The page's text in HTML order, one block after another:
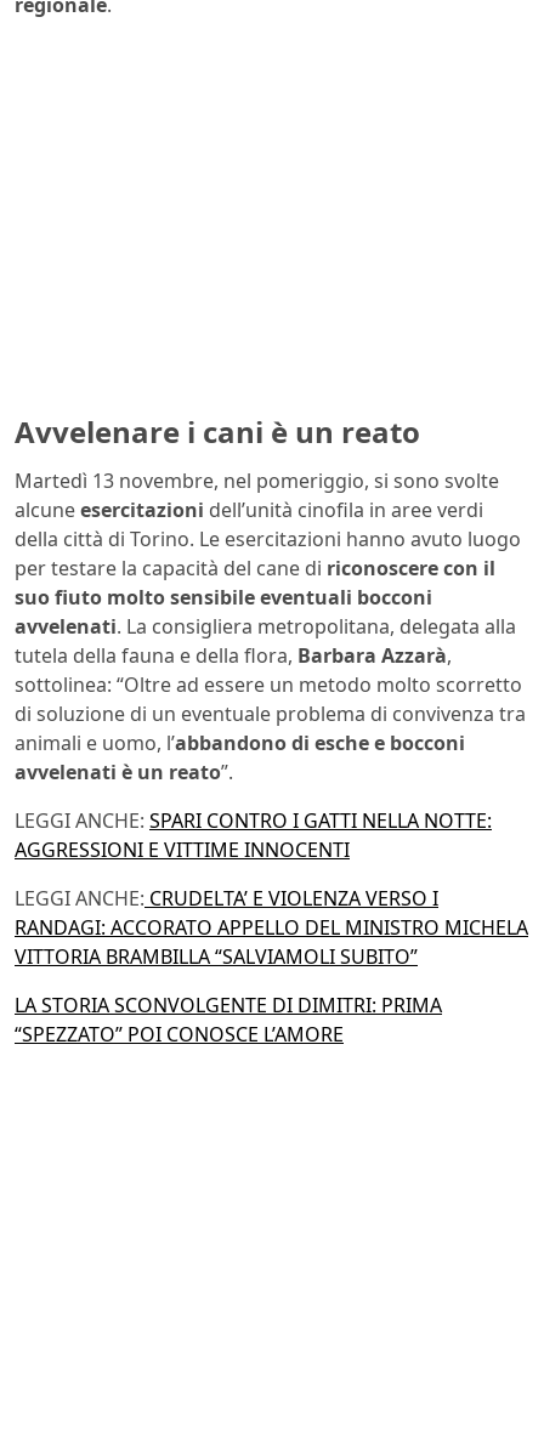
Avvelenare i cani è un reato
Martedì 13 novembre, nel pomeriggio, si sono svolte
alcuneesercitazioni dell’unità cinofila in aree verdi
della città di Torino. Le esercitazioni hanno avuto luogo
per testare la capacità del cane di riconoscere con il
suo fiuto molto sensibile eventuali bocconi
avvelenati. La consigliera metropolitana, delegata alla
tutela della fauna e della flora, Barbara Azzarà,
sottolinea: “Oltre ad essere un metodo molto scorretto
di soluzione di un eventuale problema di convivenza tra
animali e uomo, l’abbandono di esche e bocconi
avvelenati è un reato”.
LEGGI ANCHE: SPARI CONTRO I GATTI NELLA NOTTE:
AGGRESSIONI E VITTIME INNOCENTI
LEGGI ANCHE: CRUDELTA’ E VIOLENZA VERSO I
RANDAGI: ACCORATO APPELLO DEL MINISTRO MICHELA
VITTORIA BRAMBILLA “SALVIAMOLI SUBITO”
LA STORIA SCONVOLGENTE DI DIMITRI: PRIMA
“SPEZZATO” POI CONOSCE L’AMORE